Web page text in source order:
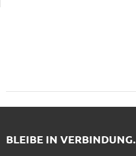
BLEIBE IN VERBINDUNG.